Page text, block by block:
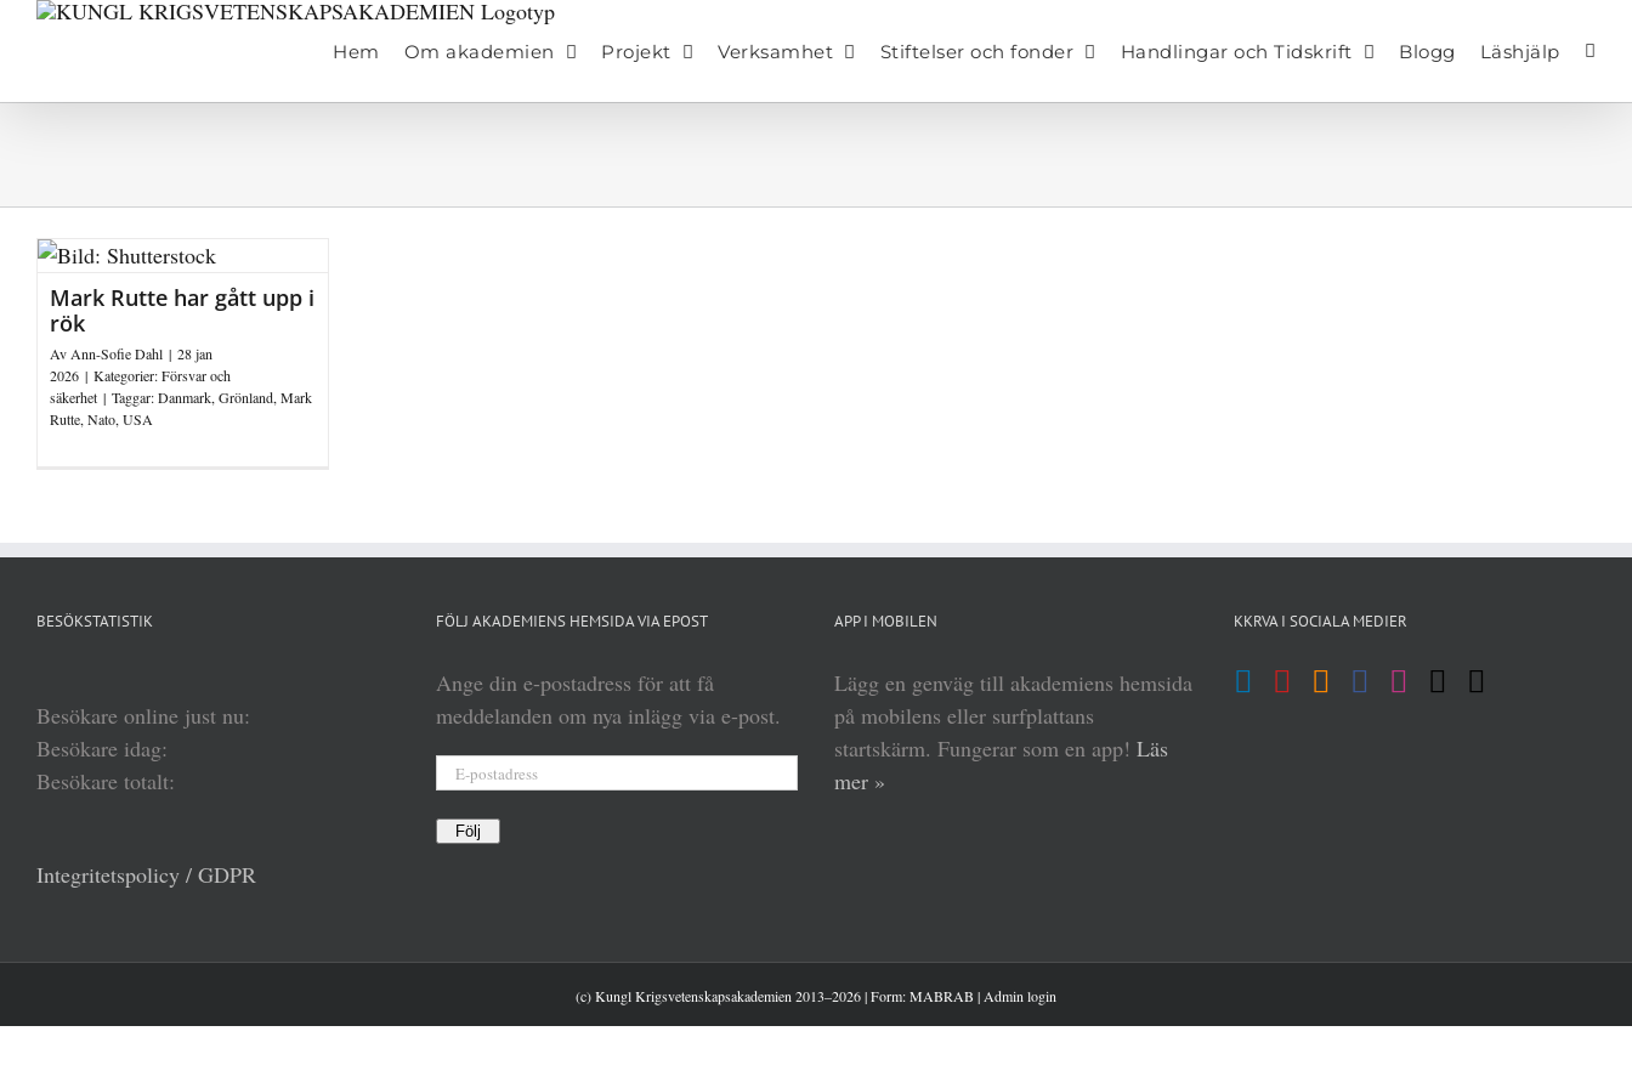
Fortsätt
Hem Om akademien Projekt Verksamhet Stiftelser och fonder Handlingar och Tidskrift Blogg Läshjälp
Mark Rutte har gått upp i
rök
Av Ann-Sofie Dahl | 28 jan
2026 | Kategorier:Försvar och
säkerhet | Taggar:Danmark, Grönland, Mark
Rutte, Nato, USA
BESÖKSTATISTIK
Besökare online just nu:
Besökare idag:
Besökare totalt:
Integritetspolicy / GDPR
FÖLJ AKADEMIENS HEMSIDA VIA EPOST
Ange din e-postadress för att få
meddelanden om nya inlägg via e-post.
Följ
APP I MOBILEN
Lägg en genväg till akademiens hemsida
på mobilens eller surfplattans
startskärm. Fungerar som en app! Läs
mer »
KKRVA I SOCIALA MEDIER
(c) Kungl Krigsvetenskapsakademien 2013–2026 | Form:MABRAB | Admin login